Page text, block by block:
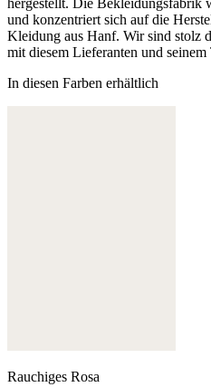
und konzentriert sich auf die
Kleidung aus Hanf. Wir sind stolz
mit diesem Lieferanten und seinem
In diesen Farben erhältlich
Rauchiges Rosa